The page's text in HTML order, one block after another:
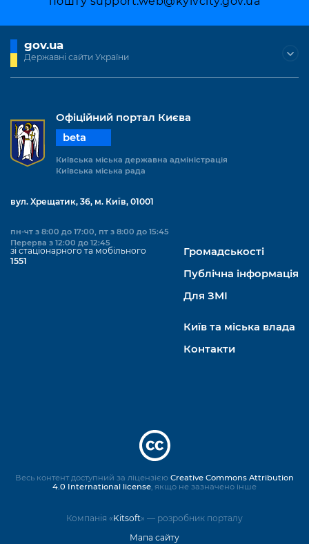
gov.ua
Державні сайти України
Офіційний портал Києва
beta
Київська міська державна адміністрація
Київська міська рада
вул. Хрещатик, 36, м. Київ, 01001
пн-чт з 8:00 до 17:00, пт з 8:00 до 15:45
Перерва з 12:00 до 12:45
зі стаціонарного та мобільного
1551
Громадськості
Публічна інформація
Для ЗМІ
Київ та міська влада
Контакти
Компанія «Kitsoft» — розробник порталу
Мапа сайту
Весь контент доступний за ліцензією Creative Commons Attribution
4.0 International license, якщо не зазначено інше